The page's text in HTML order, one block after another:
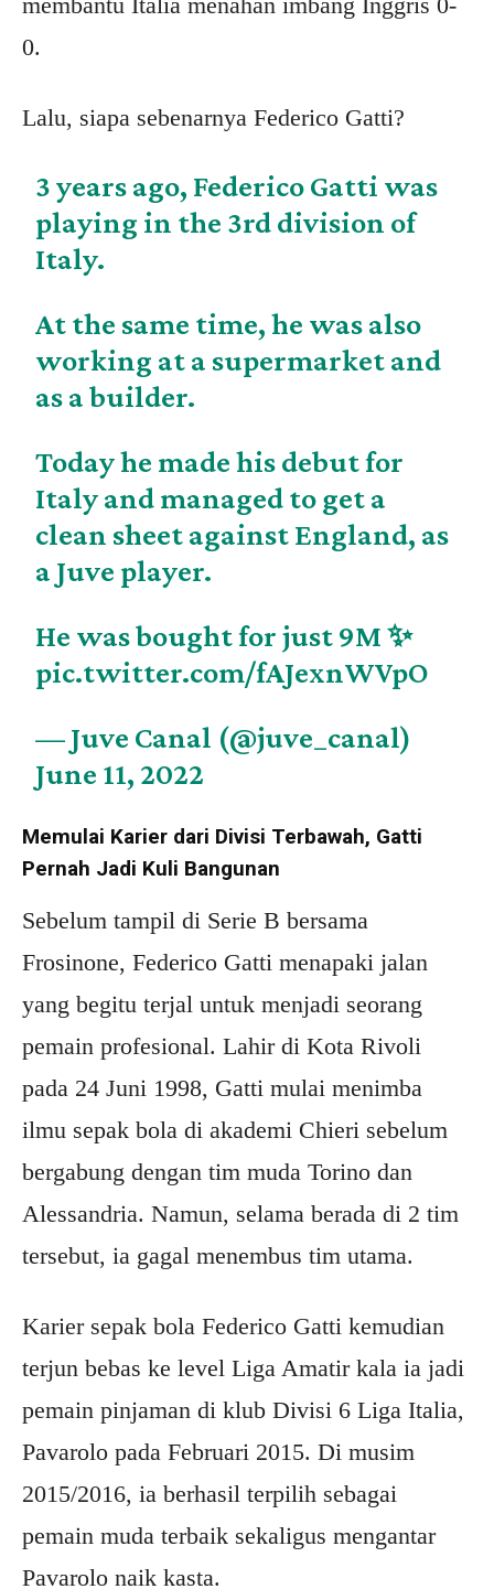
0.
Lalu, siapa sebenarnya Federico Gatti?
3 years ago, Federico Gatti was
playing in the 3rd division of
Italy.
At the same time, he was also
working at a supermarket and
as a builder.
Today he made his debut for
Italy and managed to get a
clean sheet against England, as
a Juve player.
He was bought for just 9M ✨
pic.twitter.com/fAJexnWVpO
— Juve Canal (@juve_canal)
June 11, 2022
Memulai Karier dari Divisi Terbawah, Gatti
Pernah Jadi Kuli Bangunan
Sebelum tampil di Serie B bersama
Frosinone, Federico Gatti menapaki jalan
yang begitu terjal untuk menjadi seorang
pemain profesional. Lahir di Kota Rivoli
pada 24 Juni 1998, Gatti mulai menimba
ilmu sepak bola di akademi Chieri sebelum
bergabung dengan tim muda Torino dan
Alessandria. Namun, selama berada di 2 tim
tersebut, ia gagal menembus tim utama.
Karier sepak bola Federico Gatti kemudian
terjun bebas ke level Liga Amatir kala ia jadi
pemain pinjaman di klub Divisi 6 Liga Italia,
Pavarolo pada Februari 2015. Di musim
2015/2016, ia berhasil terpilih sebagai
pemain muda terbaik sekaligus mengantar
Pavarolo naik kasta.